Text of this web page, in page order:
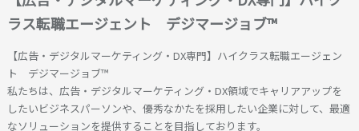
ラス転職エージェント デジマージョブ™
【広告・デジタルマーケティング・DX専門】ハイクラス転職エージェン
ト デジマージョブ™
私たちは、広告・デジタルマーケティング・DX領域でキャリアアップを
したいビジネスパーソンや、優秀なかたを採用したい企業に対して、最適
なソリューションを提供することを目指しております。